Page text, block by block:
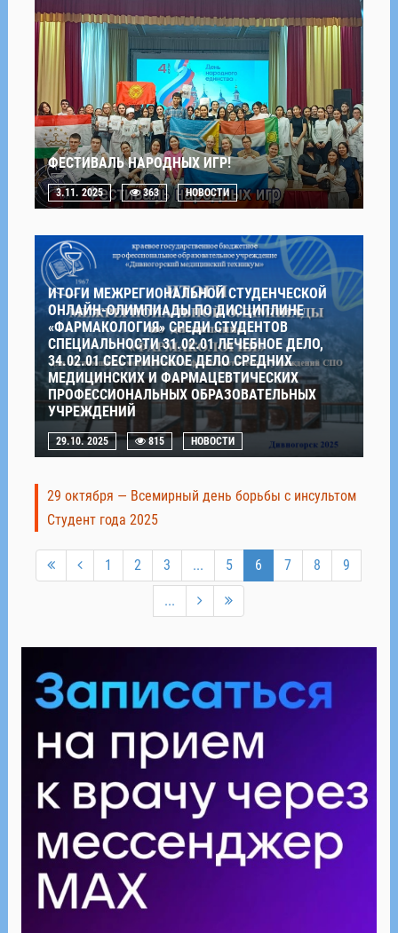
ФЕСТИВАЛЬ НАРОДНЫХ ИГР!
3.11. 2025 363 НОВОСТИ
ИТОГИ МЕЖРЕГИОНАЛЬНОЙ СТУДЕНЧЕСКОЙ
ОНЛАЙН-ОЛИМПИАДЫ ПО ДИСЦИПЛИНЕ
«ФАРМАКОЛОГИЯ» СРЕДИ СТУДЕНТОВ
СПЕЦИАЛЬНОСТИ 31.02.01 ЛЕЧЕБНОЕ ДЕЛО,
34.02.01 СЕСТРИНСКОЕ ДЕЛО СРЕДНИХ
МЕДИЦИНСКИХ И ФАРМАЦЕВТИЧЕСКИХ
ПРОФЕССИОНАЛЬНЫХ ОБРАЗОВАТЕЛЬНЫХ
УЧРЕЖДЕНИЙ
29.10. 2025 815 НОВОСТИ
29 октября — Всемирный день борьбы с инсультом
Студент года 2025
1 2 3 ... 5 6 7 8 9
...